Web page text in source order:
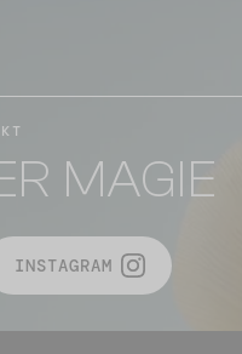
MAGIE
INSTAGRAM